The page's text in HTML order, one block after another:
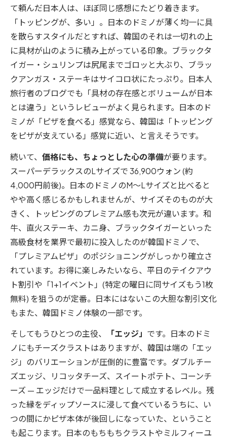
て頼んだ日本人は、ほぼ同じ感想にたどり着きます。
「トッピングが、多い」。日本のドミノが薄く均一に具
を散らすスタイルだとすれば、韓国のそれは一切れの上
に具材が山のように積み上がっている印象。ブラックタ
イガー・シュリンプは尻尾までゴロッと大ぶり、ブラッ
クアンガス・ステーキはサイコロ状にたっぷり。日本人
旅行者のブログでも「具材の存在感とボリュームが日本
とは違う」というレビューがよく見られます。日本のド
ミノが「ピザを食べる」感覚なら、韓国は「トッピング
をピザが支えている」感覚に近い、と言えそうです。
続いて、 価格にも、ちょっとした心の準備が要ります。
スーパーデラックスのLサイズで 36,900ウォン (約
4,000円前後)。日本のドミノのM〜Lサイズと比べると
やや高く感じるかもしれませんが、サイズそのものが大
きく、トッピングのプレミアム感も次元が違います。和
牛、直火ステーキ、カニ身、ブラックタイガーといった
高級食材を業界で最初に投入したのが韓国ドミノで、
「プレミアムピザ」のポジショニングがしっかり確立さ
れています。お得に楽しみたいなら、平日のテイクアウ
ト割引や「1+1イベント」(特定の曜日に同サイズもう1枚
無料) を狙うのが定番。日本にはないこの大胆な割引文化
もまた、韓国ドミノ体験の一部です。
そしてもうひとつの主役、
「エッジ」 です。日本のドミ
ノにもチーズクラストはありますが、韓国は端の「エッ
ジ」のバリエーションが圧倒的に豊富です。ダブルチー
ズエッジ、リコッタチーズ、スイートポテト、コーンチ
ーズ — エッジだけで一品料理として成立するレベル。残
った縁をディップソースに浸して食べているうちに、い
つの間にかピザ本体が後回しになっていた、ということ
も起こります。日本のもちもちクラストやミルフィーユ